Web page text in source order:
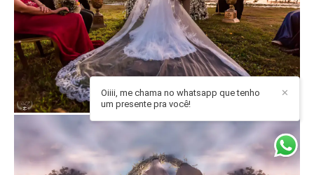
✕
Oiiii, me chama no whatsapp que tenho
um presente pra você!